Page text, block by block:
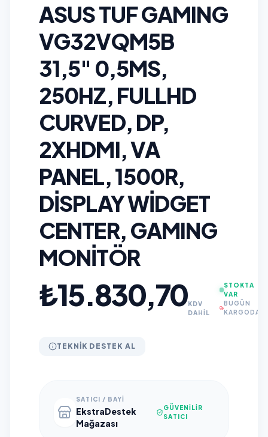
ASUS TUF GAMING
VG32VQM5B
31,5" 0,5MS,
250HZ, FULLHD
CURVED, DP,
2XHDMI, VA
PANEL, 1500R,
DISPLAY WIDGET
CENTER, GAMING
MONITÖR
₺15.830,70KDV
DAHİL
STOKTA
VAR
BUGÜN
KARGODA
TEKNIK DESTEK AL
SATICI / BAYI
EkstraDestek
Mağazası
GÜVENILIR
SATICI